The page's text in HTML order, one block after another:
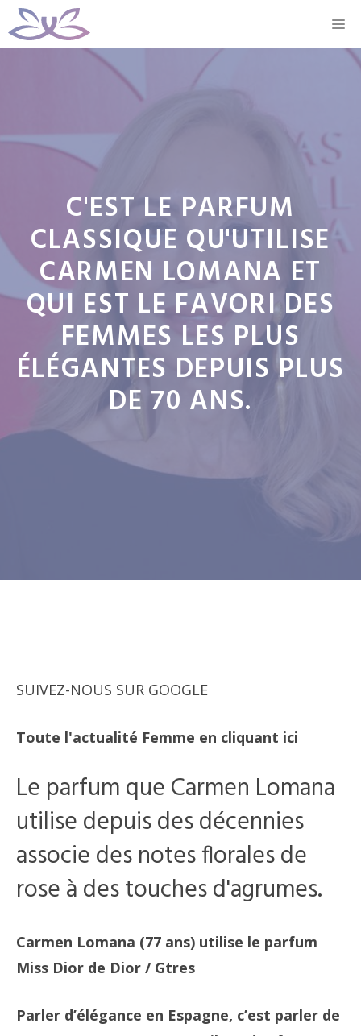
Aller
au
C'EST LE PARFUM
CLASSIQUE QU'UTILISE
CARMEN LOMANA ET
QUI EST LE FAVORI DES
FEMMES LES PLUS
ÉLÉGANTES DEPUIS PLUS
DE 70 ANS.
SUIVEZ-NOUS SUR GOOGLE
Toute l'actualité Femme en cliquant ici
Le parfum que Carmen Lomana
utilise depuis des décennies
associe des notes florales de
rose à des touches d'agrumes.
Carmen Lomana (77 ans) utilise le parfum
Miss Dior de Dior / Gtres
Parler d’élégance en Espagne, c’est parler de